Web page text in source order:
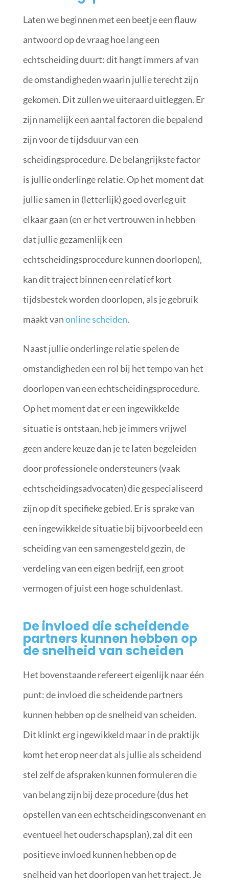
Laten we beginnen met een beetje een flauw
antwoord op de vraag hoe lang een
echtscheiding duurt: dit hangt immers af van
de omstandigheden waarin jullie terecht zijn
gekomen. Dit zullen we uiteraard uitleggen. Er
zijn namelijk een aantal factoren die bepalend
zijn voor de tijdsduur van een
scheidingsprocedure. De belangrijkste factor
is jullie onderlinge relatie. Op het moment dat
jullie samen in (letterlijk) goed overleg uit
elkaar gaan (en er het vertrouwen in hebben
dat jullie gezamenlijk een
echtscheidingsprocedure kunnen doorlopen),
kan dit traject binnen een relatief kort
tijdsbestek worden doorlopen, als je gebruik
maakt vanonline scheiden.
Naast jullie onderlinge relatie spelen de
omstandigheden een rol bij het tempo van het
doorlopen van een echtscheidingsprocedure.
Op het moment dat er een ingewikkelde
situatie is ontstaan, heb je immers vrijwel
geen andere keuze dan je te laten begeleiden
door professionele ondersteuners (vaak
echtscheidingsadvocaten) die gespecialiseerd
zijn op dit specifieke gebied. Er is sprake van
een ingewikkelde situatie bij bijvoorbeeld een
scheiding van een samengesteld gezin, de
verdeling van een eigen bedrijf, een groot
vermogen of juist een hoge schuldenlast.
De invloed die scheidende
partners kunnen hebben op
de snelheid van scheiden
Het bovenstaande refereert eigenlijk naar één
punt: de invloed die scheidende partners
kunnen hebben op de snelheid van scheiden.
Dit klinkt erg ingewikkeld maar in de praktijk
komt het erop neer dat als jullie als scheidend
stel zelf de afspraken kunnen formuleren die
van belang zijn bij deze procedure (dus het
opstellen van een echtscheidingsconvenant en
eventueel het ouderschapsplan), zal dit een
positieve invloed kunnen hebben op de
snelheid van het doorlopen van het traject. Je